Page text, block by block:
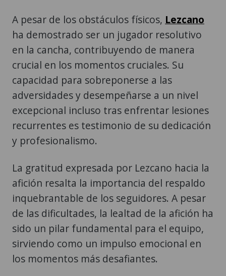
A pesar de los obstáculos físicos, Lezcano
ha demostrado ser un jugador resolutivo
en la cancha, contribuyendo de manera
crucial en los momentos cruciales. Su
capacidad para sobreponerse a las
adversidades y desempeñarse a un nivel
excepcional incluso tras enfrentar lesiones
recurrentes es testimonio de su dedicación
y profesionalismo.
La gratitud expresada por Lezcano hacia la
afición resalta la importancia del respaldo
inquebrantable de los seguidores. A pesar
de las dificultades, la lealtad de la afición ha
sido un pilar fundamental para el equipo,
sirviendo como un impulso emocional en
los momentos más desafiantes.